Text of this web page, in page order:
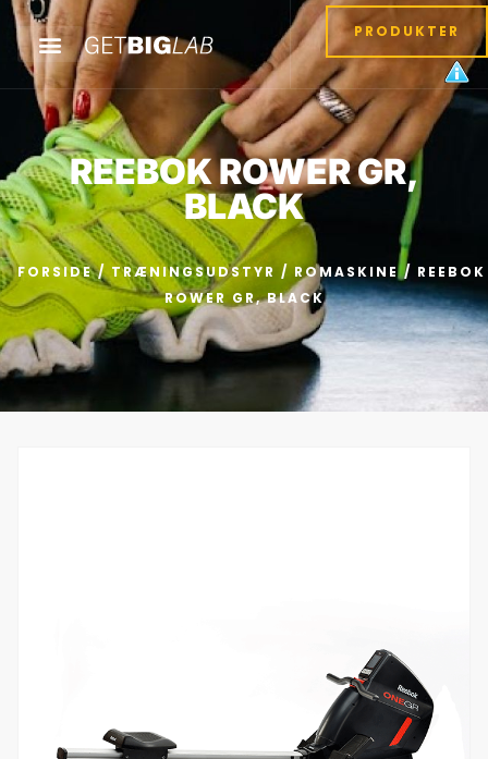
PRODUKTER
REEBOK ROWER GR,
BLACK
FORSIDE/ TRÆNINGSUDSTYR / ROMASKINE/ REEBOK
ROWER GR, BLACK